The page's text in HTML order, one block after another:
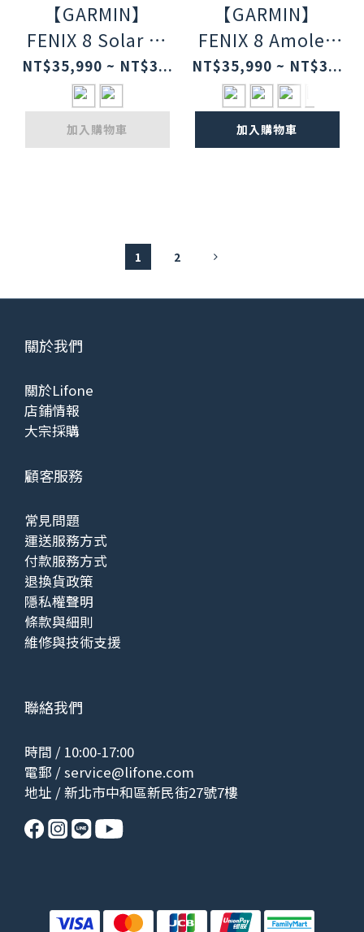
【GARMIN】
FENIX 8 Solar 系
列 進階複合式運動
GPS腕錶
NT$35,990 ~ NT$3...
加入購物車
【GARMIN】
FENIX 8 Amoled
系列 進階複合式運
動GPS腕錶
NT$35,990 ~ NT$3...
加入購物車
1 2
關於我們
關於Lifone
店鋪情報
大宗採購
顧客服務
常見問題
運送服務方式
付款服務方式
退換貨政策
隱私權聲明
條款與細則
維修與技術支援
聯絡我們
時間 / 10:00-17:00
電郵 /service@lifone.com
地址 / 新北市中和區新民街27號7樓